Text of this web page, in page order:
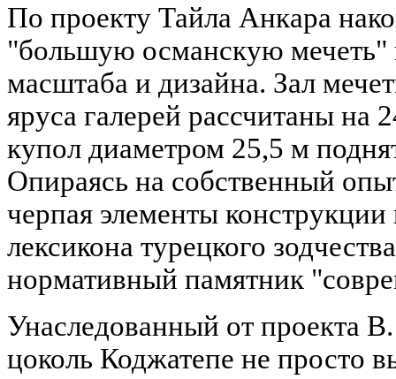
По проекту Тайла Анкара
"большую османскую мечеть"
масштаба и дизайна. Зал
яруса галерей рассчитаны на
купол диаметром 25,5 м
Опираясь на собственный
черпая элементы конструкции
лексикона турецкого
нормативный памятник
Унаследованный от проекта
цоколь Коджатепе не просто